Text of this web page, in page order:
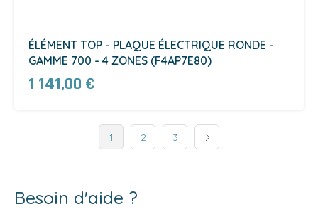
ÉLÉMENT TOP - PLAQUE ÉLECTRIQUE RONDE -
GAMME 700 - 4 ZONES (F4AP7E80)
1 141,00 €
1 2 3
Besoin d'aide ?